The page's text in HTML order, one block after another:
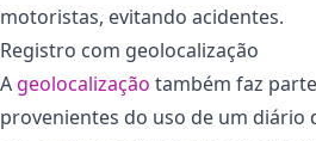
motoristas, evitando acidentes.
Registro com geolocalização
A geolocalização também faz
provenientes do uso de um diário